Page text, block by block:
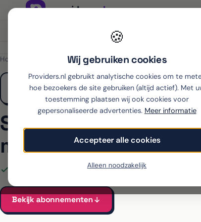
🍪
Wij gebruiken cookies
Providers.nl gebruikt analytische cookies om te
hoe bezoekers de site gebruiken (altijd actief). Met
toestemming plaatsen wij ook cookies voor
gepersonaliseerde advertenties. Meer informatie
Accepteer alle cookies
Alleen noodzakelijk
Home Galaxy S26 Ultra›Odido
Samsung Galaxy
met abonnement bij
Alle Odido-abonnementen voor de Galaxy S26 Ultra
Bekijk abonnementen